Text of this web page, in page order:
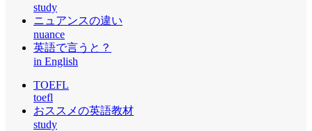
study
ニュアンスの違い
nuance
英語で言うと？
in English
TOEFL
toefl
おススメの英語教材
study